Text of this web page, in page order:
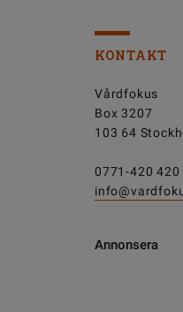
KONTAKT
Vårdfokus
Box 3207
103 64
0771-420 420
Annonsera